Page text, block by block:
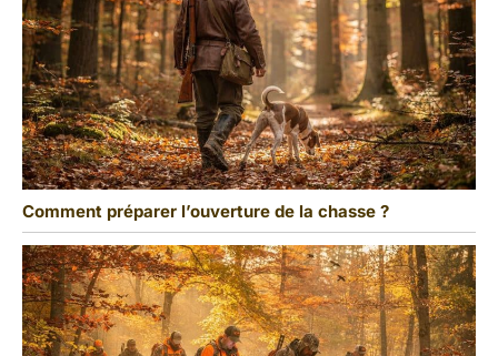
Comment préparer l’ouverture de la chasse ?